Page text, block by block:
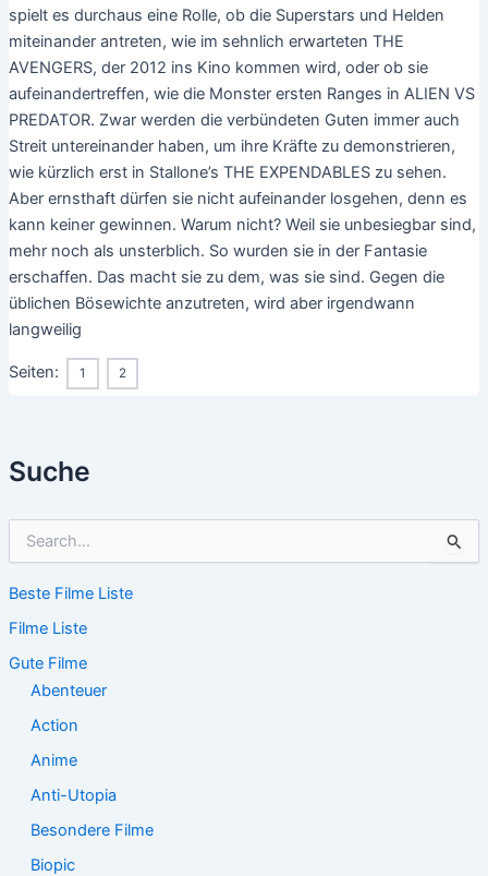
Suche
h
n
n
Beste Filme Liste
Filme Liste
Gute Filme
Abenteuer
Action
Anime
Anti-Utopia
Besondere Filme
Biopic
spielt es durchaus eine Rolle, ob die Superstars und Helden
miteinander antreten, wie im sehnlich erwarteten THE
AVENGERS, der 2012 ins Kino kommen wird, oder ob sie
aufeinandertreffen, wie die Monster ersten Ranges in ALIEN VS
PREDATOR. Zwar werden die verbündeten Guten immer auch
Streit untereinander haben, um ihre Kräfte zu demonstrieren,
wie kürzlich erst in Stallone’s THE EXPENDABLES zu sehen.
Aber ernsthaft dürfen sie nicht aufeinander losgehen, denn es
kann keiner gewinnen. Warum nicht? Weil sie unbesiegbar sind,
mehr noch als unsterblich. So wurden sie in der Fantasie
erschaffen. Das macht sie zu dem, was sie sind. Gegen die
üblichen Bösewichte anzutreten, wird aber irgendwann
langweilig
Seiten: 1 2